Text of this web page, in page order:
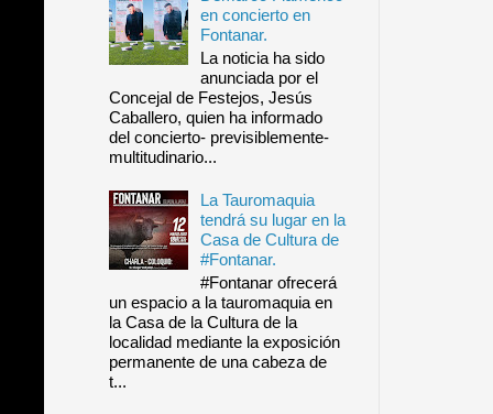
en concierto en
Fontanar.
La noticia ha sido
anunciada por el
Concejal de Festejos, Jesús
Caballero, quien ha informado
del concierto- previsiblemente-
multitudinario...
La Tauromaquia
tendrá su lugar en la
Casa de Cultura de
#Fontanar.
#Fontanar ofrecerá
un espacio a la tauromaquia en
la Casa de la Cultura de la
localidad mediante la exposición
permanente de una cabeza de
t...